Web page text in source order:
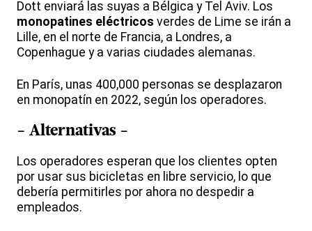
Dott enviará las suyas a Bélgica y Tel Aviv. Los
monopatines eléctricos verdes de Lime se irán a
Lille, en el norte de Francia, a Londres, a
Copenhague y a varias ciudades alemanas.
En París, unas 400,000 personas se desplazaron
en monopatín en 2022, según los operadores.
- Alternativas -
Los operadores esperan que los clientes opten
por usar sus bicicletas en libre servicio, lo que
debería permitirles por ahora no despedir a
empleados.